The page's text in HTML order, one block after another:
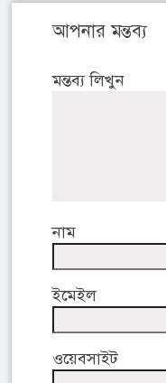
আপনার মন্তব্য
মন্তব্য লিখুন
নাম
ইমেইল
ওয়েবসাইট